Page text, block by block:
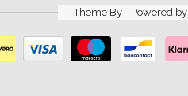
Theme By - Powered by